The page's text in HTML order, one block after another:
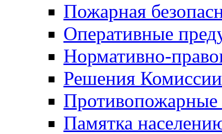
Пожарная
Оперативные
Нормативно-
Решения
Противопожарные
Памятка